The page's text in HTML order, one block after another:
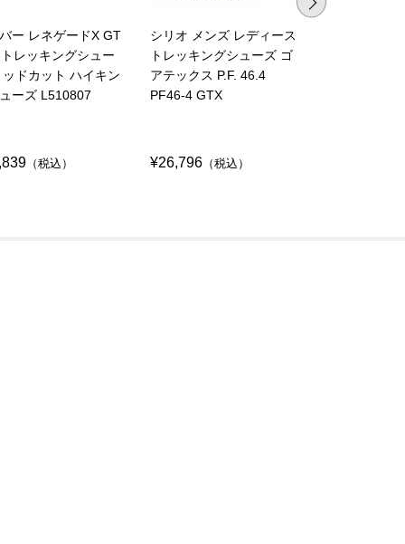
ー レネゲードX GT
レッキングシュー
ドカット ハイキン
ーズ L510807
（税込）
シリオ メンズ レディース
トレッキングシューズ ゴ
アテックス P.F. 46.4
PF46-4 GTX
¥26,796 （税込）